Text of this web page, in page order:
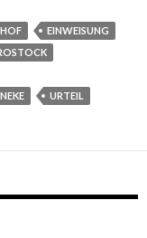
EINWEISUNG
URTEIL